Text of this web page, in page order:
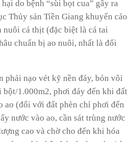
do bệnh “sùi bọt cua” gây ra
Thủy sản Tiền Giang khuyến cáo
nuôi cá thịt (đặc biệt là cá tai
chuẩn bị ao nuôi, nhất là đối
phải nạo vét kỹ nền đáy, bón vôi
1.000m2, phơi đáy đến khi đất
ao (đối với đất phèn chỉ phơi đến
nước vào ao, cần sát trùng nước
cao và chờ cho đến khi hóa